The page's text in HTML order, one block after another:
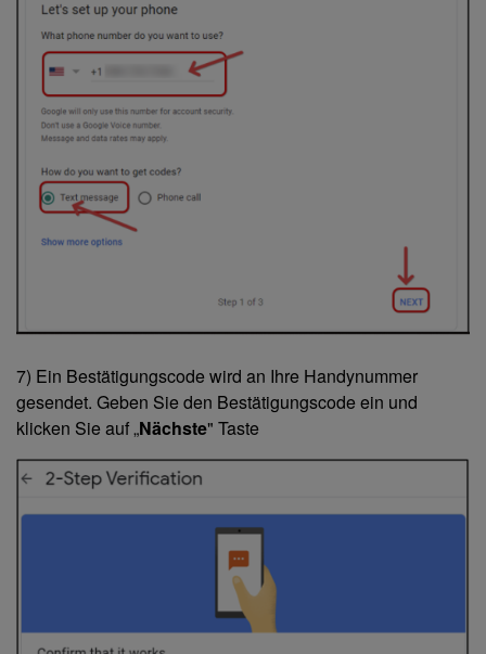
7) Ein Bestätigungscode wird an Ihre Handynummer
gesendet. Geben Sie den Bestätigungscode ein und
klicken Sie auf „Nächste" Taste